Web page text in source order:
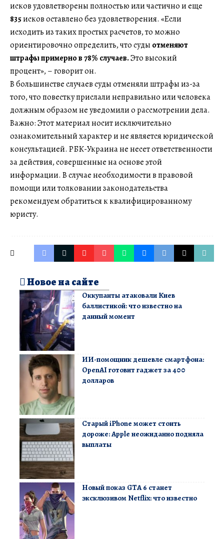
исков удовлетворены полностью или частично и еще
835исков оставлено без удовлетворения. «Если
исходить из таких простых расчетов, то можно
ориентировочно определить, что суды отменяют
штрафы примерно в 78% случаев.Это высокий
процент», – говорит он.
В большинстве случаев суды отменяли штрафы из-за
того, что повестку прислали неправильно или человека
должным образом не уведомили о рассмотрении дела.
Важно: Этот материал носит исключительно
ознакомительный характер и не является юридической
консультацией. РБК-Украина не несет ответственности
за действия, совершенные на основе этой
информации. В случае необходимости в правовой
помощи или толковании законодательства
рекомендуем обратиться к квалифицированному
юристу.
Новое на сайте
Оккупанты атаковали Киев
баллистикой: что известно на
данный момент
ИИ-помощник дешевле смартфона:
OpenAI готовит гаджет за 400
долларов
Старый iPhone может стоить
дороже: Apple неожиданно подняла
выплаты
Новый показ GTA 6 станет
эксклюзивом Netflix: что известно